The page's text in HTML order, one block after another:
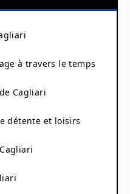
à travers le temps
Cagliari
détente et loisirs